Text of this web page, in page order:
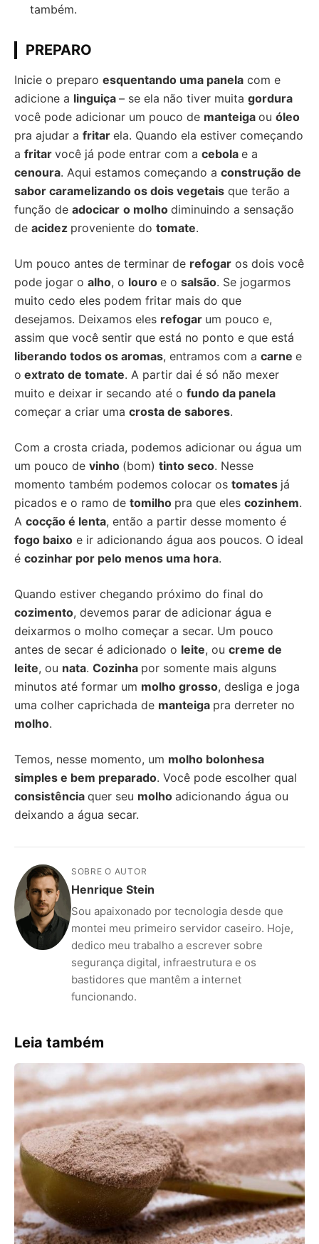
também.
PREPARO
Inicie o preparo esquentando uma panela com e
adicione a linguiça – se ela não tiver muita gordura
você pode adicionar um pouco de manteiga ou óleo
pra ajudar a fritar ela. Quando ela estiver começando
a fritar você já pode entrar com a cebola e a
cenoura. Aqui estamos começando a construção de
sabor caramelizando os dois vegetais que terão a
função de adocicar o molho diminuindo a sensação
de acidez proveniente do tomate.
Um pouco antes de terminar de refogar os dois você
pode jogar o alho, o louro e o salsão. Se jogarmos
muito cedo eles podem fritar mais do que
desejamos. Deixamos eles refogar um pouco e,
assim que você sentir que está no ponto e que está
liberando todos os aromas, entramos com a carne e
o extrato de tomate. A partir dai é só não mexer
muito e deixar ir secando até o fundo da panela
começar a criar uma crosta de sabores.
Com a crosta criada, podemos adicionar ou água um
um pouco de vinho (bom) tinto seco. Nesse
momento também podemos colocar os tomates já
picados e o ramo de tomilho pra que eles cozinhem.
A cocção é lenta, então a partir desse momento é
fogo baixo e ir adicionando água aos poucos. O ideal
é cozinhar por pelo menos uma hora.
Quando estiver chegando próximo do final do
cozimento, devemos parar de adicionar água e
deixarmos o molho começar a secar. Um pouco
antes de secar é adicionado o leite, ou creme de
leite, ou nata. Cozinha por somente mais alguns
minutos até formar um molho grosso, desliga e joga
uma colher caprichada de manteiga pra derreter no
molho.
Temos, nesse momento, um molho bolonhesa
simples e bem preparado. Você pode escolher qual
consistência quer seu molho adicionando água ou
deixando a água secar.
SOBRE O AUTOR
Henrique Stein
Sou apaixonado por tecnologia desde que
montei meu primeiro servidor caseiro. Hoje,
dedico meu trabalho a escrever sobre
segurança digital, infraestrutura e os
bastidores que mantêm a internet
funcionando.
Leia também